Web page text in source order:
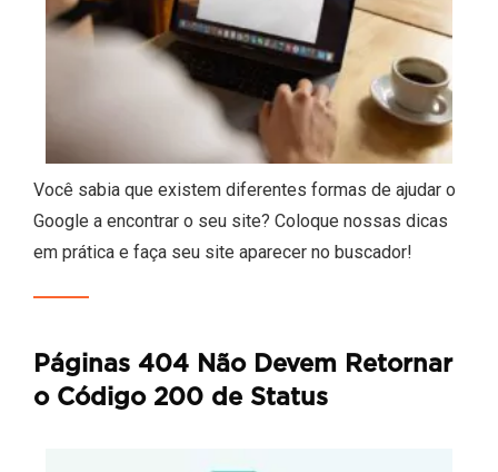
Você sabia que existem diferentes formas de ajudar o
Google a encontrar o seu site? Coloque nossas dicas
em prática e faça seu site aparecer no buscador!
Páginas 404 Não Devem Retornar
o Código 200 de Status